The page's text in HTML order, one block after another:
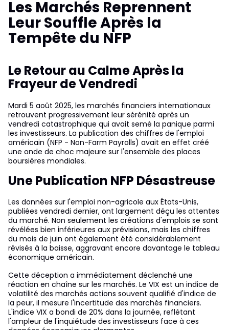
Les Marchés Reprennent
Leur Souffle Après la
Tempête du NFP
Le Retour au Calme Après la
Frayeur de Vendredi
Mardi 5 août 2025, les marchés financiers internationaux
retrouvent progressivement leur sérénité après un
vendredi catastrophique qui avait semé la panique parmi
les investisseurs. La publication des chiffres de l'emploi
américain (NFP - Non-Farm Payrolls) avait en effet créé
une onde de choc majeure sur l'ensemble des places
boursières mondiales.
Une Publication NFP Désastreuse
Les données sur l'emploi non-agricole aux États-Unis,
publiées vendredi dernier, ont largement déçu les attentes
du marché. Non seulement les créations d'emplois se sont
révélées bien inférieures aux prévisions, mais les chiffres
du mois de juin ont également été considérablement
révisés à la baisse, aggravant encore davantage le tableau
économique américain.
Cette déception a immédiatement déclenché une
réaction en chaîne sur les marchés. Le VIX est un indice de
volatilité des marchés actions souvent qualifié d'indice de
la peur, il mesure l'incertitude des marchés financiers.
L'indice VIX a bondi de 20% dans la journée, reflétant
l'ampleur de l'inquiétude des investisseurs face à ces